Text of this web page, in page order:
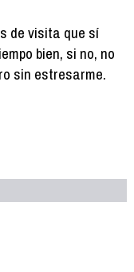
de visita que sí
bien, si no, no
sin estresarme.